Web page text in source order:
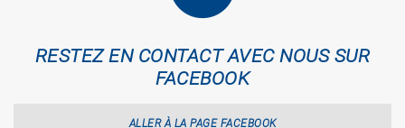
RESTEZ EN CONTACT AVEC NOUS SUR
FACEBOOK
ALLER À LA PAGE FACEBOOK